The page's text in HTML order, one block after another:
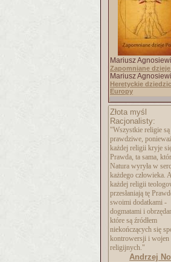
Mariusz
Zapomniane
Mariusz
Heretyckie
Europy
Złota myśl
Racjonalisty:
"Wszystkie religie są
prawdziwe,
każdej religii kryje
Prawda, ta sama,
Natura wyryła w
każdego człowieka.
każdej religii
przesłaniają tę
swoimi dodatkami -
dogmatami i
które są źródłem
niekończących się
kontrowersji i wojen
religijnych."
Andrzej